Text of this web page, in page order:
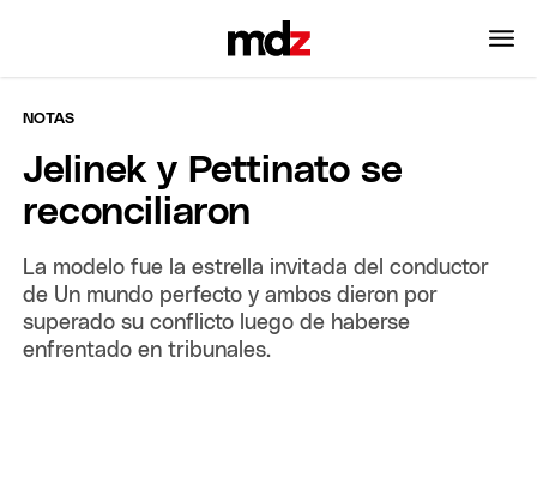
NOTAS
Jelinek y Pettinato se
reconciliaron
La modelo fue la estrella invitada del conductor
de Un mundo perfecto y ambos dieron por
superado su conflicto luego de haberse
enfrentado en tribunales.